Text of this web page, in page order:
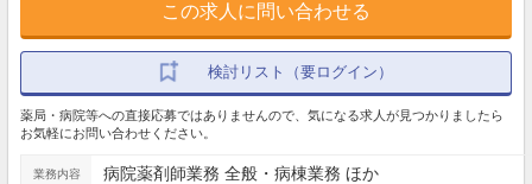
この求人に問い合わせる
検討リスト（要ログイン）
薬局・病院等への直接応募ではありませんので、気になる求人が見つかりましたら
お気軽にお問い合わせください。
業務内容 病院薬剤師業務 全般・病棟業務 ほか